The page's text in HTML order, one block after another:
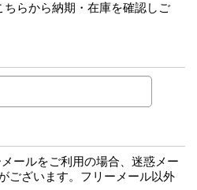
ちらから納期・在庫を確認しご
ールをご利用の場合、迷惑メー
ございます。フリーメール以外